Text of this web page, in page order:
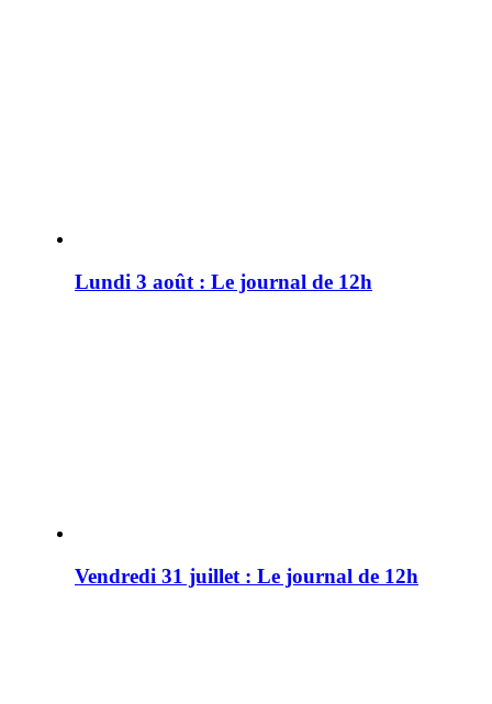
Lundi 3 août : Le journal de 12h
Vendredi 31 juillet : Le journal de 12h